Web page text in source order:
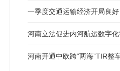
一季度交通运输经济开局良好
河南立法促进内河航运数字
河南开通中欧跨“两海”TIR整